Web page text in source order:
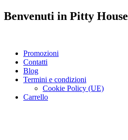
Benvenuti in Pitty House
Promozioni
Contatti
Blog
Termini e condizioni
Cookie Policy (UE)
Carrello